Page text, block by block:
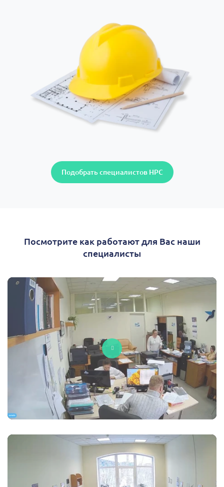
Подобрать специалистов НРС
Посмотрите как работают для Вас наши
специалисты